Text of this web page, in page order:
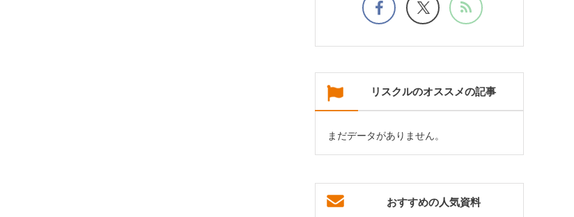
リスクルのオススメの記事
まだデータがありません。
おすすめの人気資料